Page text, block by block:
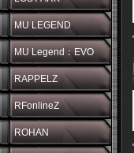
MU LEGEND
MU Legend：EVO
RAPPELZ
RFonlineZ
ROHAN